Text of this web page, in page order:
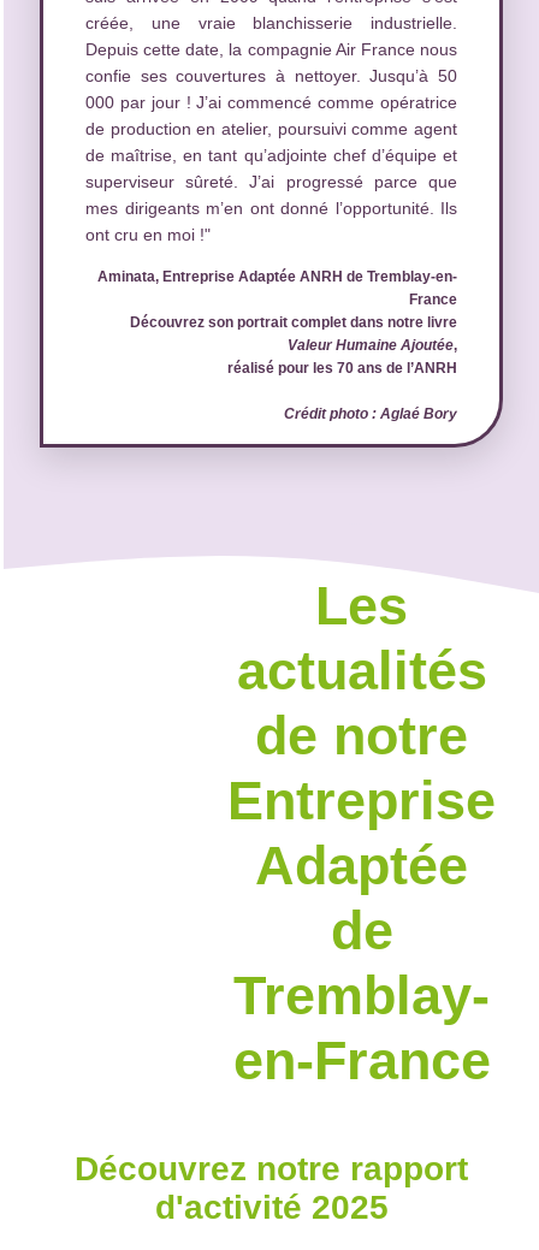
créée, une vraie blanchisserie industrielle.
Depuis cette date, la compagnie Air France nous
confie ses couvertures à nettoyer. Jusqu’à 50
000 par jour ! J’ai commencé comme opératrice
de production en atelier, poursuivi comme agent
de maîtrise, en tant qu’adjointe chef d’équipe et
superviseur sûreté. J’ai progressé parce que
mes dirigeants m’en ont donné l’opportunité. Ils
ont cru en moi !"
Aminata, Entreprise Adaptée ANRH de Tremblay-en-
France
Découvrez son portrait complet dans notre livre
Valeur Humaine Ajoutée,
réalisé pour les 70 ans de l’ANRH
Crédit photo : Aglaé Bory
Les
actualités
de notre
Entreprise
Adaptée
de
Tremblay-
en-France
Découvrez notre rapport
d'activité 2025